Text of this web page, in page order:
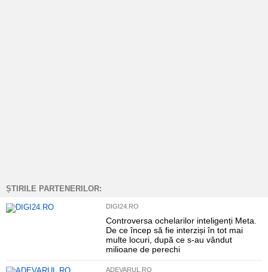
ȘTIRILE PARTENERILOR:
DIGI24.RO
Controversa ochelarilor inteligenți Meta.
De ce încep să fie interziși în tot mai
multe locuri, după ce s-au vândut
milioane de perechi
ADEVARUL.RO